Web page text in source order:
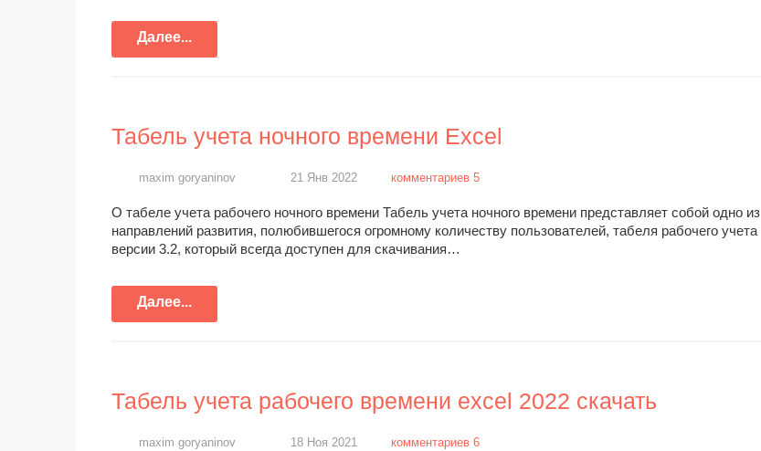
Далее...
Табель учета ночного времени Excel
maxim goryaninov 21 Янв 2022 комментариев 5
О табеле учета рабочего ночного времени Табель учета ночного времени представляет собой одно из
направлений развития, полюбившегося огромному количеству пользователей, табеля рабочего учета
версии 3.2, который всегда доступен для скачивания…
Далее...
Табель учета рабочего времени excel 2022 скачать
maxim goryaninov 18 Ноя 2021 комментариев 6